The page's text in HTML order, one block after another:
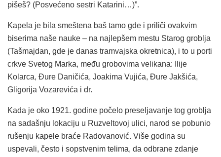
pišeš? (Posvećeno sestri Katarini…)”.
Kapela je bila smeštena baš tamo gde i priliči ovakvim
biserima naše nauke – na najlepšem mestu Starog groblja
(Tašmajdan, gde je danas tramvajska okretnica), i to u porti
crkve Svetog Marka, među grobovima velikana: Ilije
Kolarca, Đure Daničića, Joakima Vujića, Đure Jakšića,
Gligorija Vozarevića i dr.
Kada je oko 1921. godine počelo preseljavanje tog groblja
na sadašnju lokaciju u Ruzveltovoj ulici, narod se pobunio
rušenju kapele braće Radovanović. Više godina su
uspevali, često i sopstvenim telima, da odbrane zdanje